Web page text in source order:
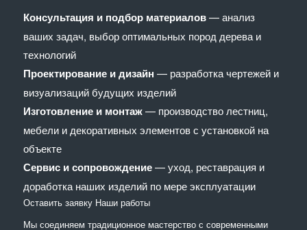
Консультация и подбор материалов— анализ
ваших задач, выбор оптимальных пород дерева и
технологий
Проектирование и дизайн — разработка чертежей и
визуализаций будущих изделий
Изготовление и монтаж— производство лестниц,
мебели и декоративных элементов с установкой на
объекте
Сервис и сопровождение— уход, реставрация и
доработка наших изделий по мере эксплуатации
Оставить заявку Наши работы
Мы соединяем традиционное мастерство с современными